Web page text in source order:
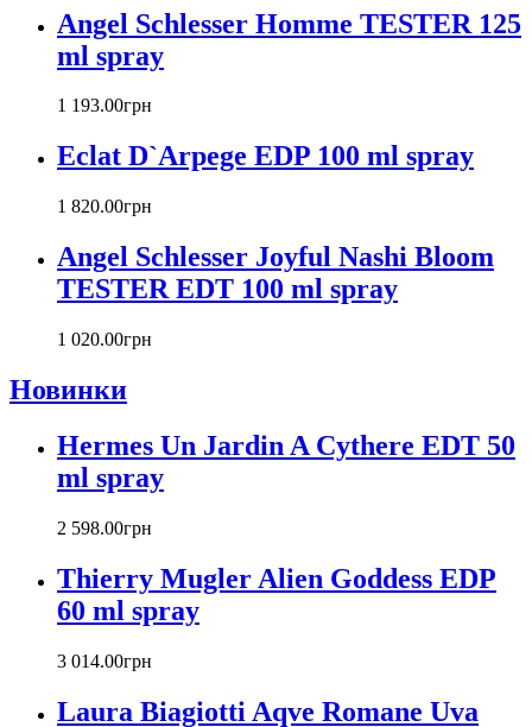
Bvlgari
Byblos
Byredo
Cacharel
Canali
Carla Fracci
Carlos Moya
Caron
Cartier
Chanel
Charriol
Chloe
Christian Audigier
Christian Dior
Christian Lacroix
Cindy Crawford
Clinique
Clive Christian
CnR Create
Comme Des Garcons
Costume National
Angel Schlesser Homme TESTER 125
ml spray
1 193.00грн
Eclat D`Arpege EDP 100 ml spray
1 820.00грн
Angel Schlesser Joyful Nashi Bloom
TESTER EDT 100 ml spray
1 020.00грн
Новинки
Hermes Un Jardin A Cythere EDT 50
ml spray
2 598.00грн
Thierry Mugler Alien Goddess EDP
60 ml spray
3 014.00грн
Laura Biagiotti Aqve Romane Uva